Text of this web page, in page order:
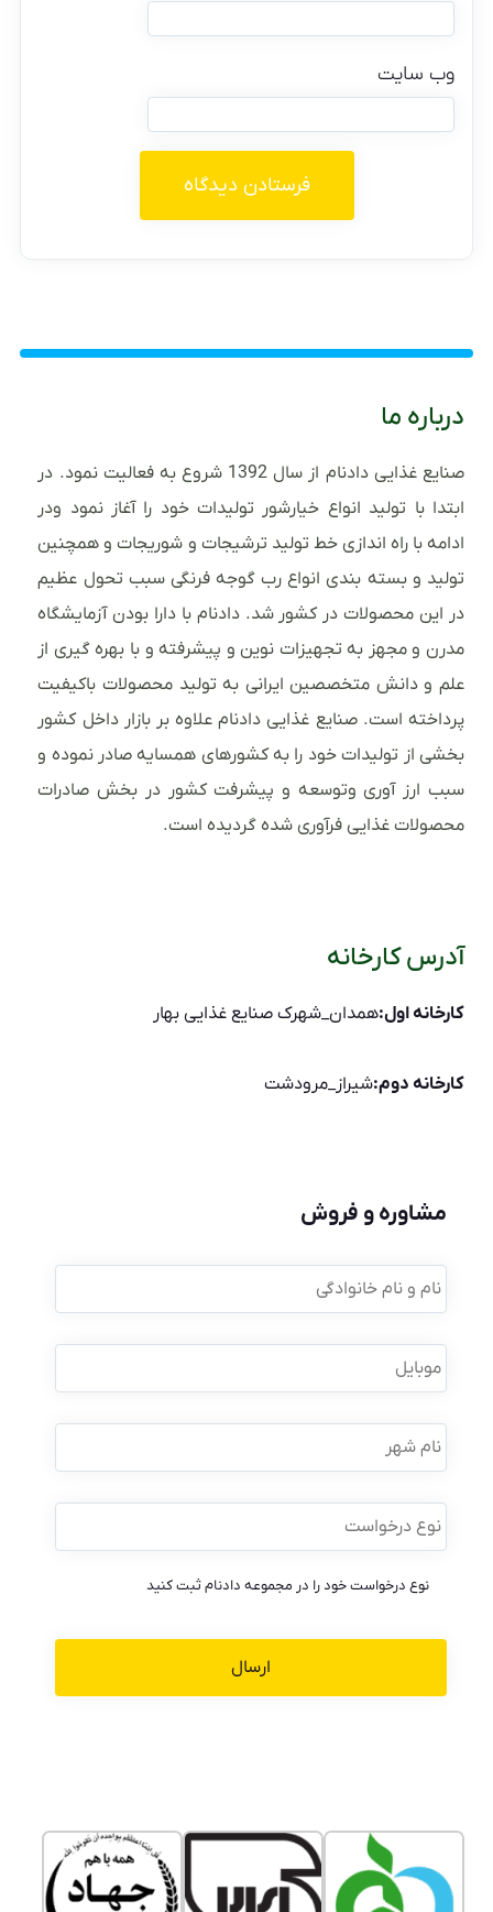
وب‌ سایت
درباره ما
صنایع غذایی دادنام از سال 1392 شروع به فعالیت نمود. در
ابتدا با تولید انواع خیارشور تولیدات خود را آغاز نمود ودر
ادامه با راه اندازی خط تولید ترشیجات و شوریجات و همچنین
تولید و بسته بندی انواع رب گوجه فرنگی سبب تحول عظیم
در این محصولات در کشور شد. دادنام با دارا بودن آزمایشگاه
مدرن و مجهز به تجهیزات نوین و پیشرفته و با بهره گیری از
علم و دانش متخصصین ایرانی به تولید محصولات باکیفیت
پرداخته است. صنایع غذایی دادنام علاوه بر بازار داخل کشور
بخشی از تولیدات خود را به کشورهای همسایه صادر نموده و
سبب ارز آوری وتوسعه و پیشرفت کشور در بخش صادرات
محصولات غذایی فرآوری شده گردیده است.
آدرس کارخانه
کارخانه اول:همدان_شهرک صنایع غذایی بهار
کارخانه دوم:شیراز_مرودشت
مشاوره و فروش
نام
و
نام
موبایل *
نام
شهر
نوع
درخواست *
نوع درخواست خود را در مجموعه دادنام ثبت کنید